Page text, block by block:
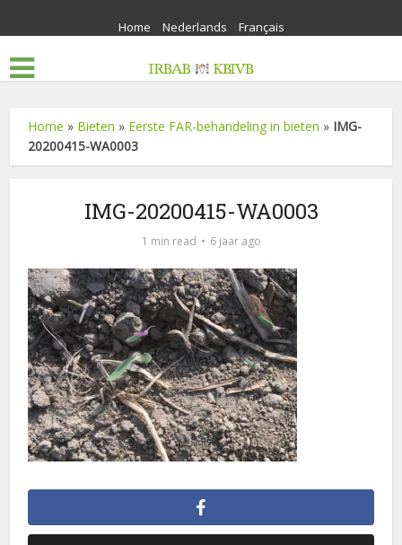
Home Nederlands Français
Home » Bieten » Eerste FAR-behandeling in bieten » IMG-
20200415-WA0003
IMG-20200415-WA0003
1 min read 6 jaar ago